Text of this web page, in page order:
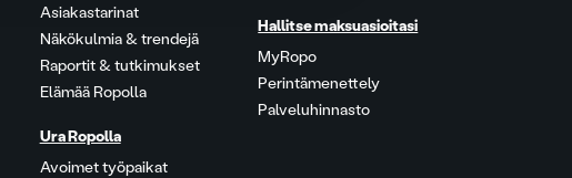
Asiakastarinat
Näkökulmia & trendejä
Raportit & tutkimukset
Elämää Ropolla
Ura Ropolla
Avoimet työpaikat
Hallitse maksuasioitasi
MyRopo
Perintämenettely
Palveluhinnasto